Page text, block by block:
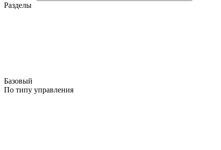
Разделы
Базовый
По типу управления